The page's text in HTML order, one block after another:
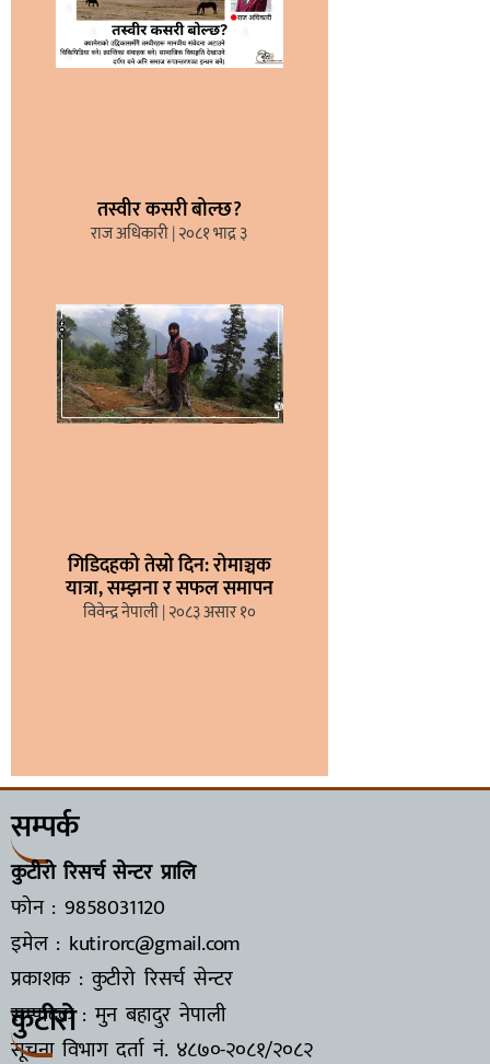
तस्वीर कसरी बोल्छ?
राज अधिकारी २०८१ भाद्र ३
गिडिदहको तेस्रो दिन: रोमाञ्चक
यात्रा, सम्झना र सफल समापन
विवेन्द्र नेपाली २०८३ असार १०
सम्पर्क
कुटीरो रिसर्च सेन्टर प्रालि
फोन : 9858031120
इमेल : kutirorc@gmail.com
प्रकाशक : कुटीरो रिसर्च सेन्टर
सम्पादक : मुन बहादुर नेपाली
सूचना विभाग दर्ता नं. ४८७०-२०८१/२०८२
कुटीरो